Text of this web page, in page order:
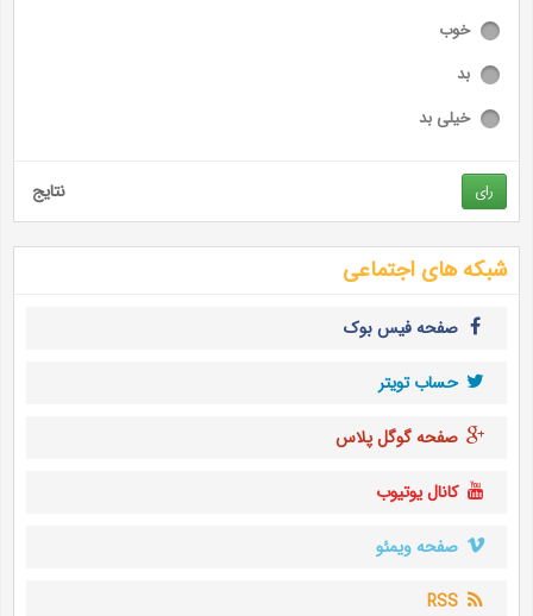
خوب
بد
خیلی بد
رای نتایج
شبکه های اجتماعی
صفحه فیس بوک
حساب تويتر
صفحه گوگل پلاس
کانال یوتیوب
صفحه ویمئو
RSS